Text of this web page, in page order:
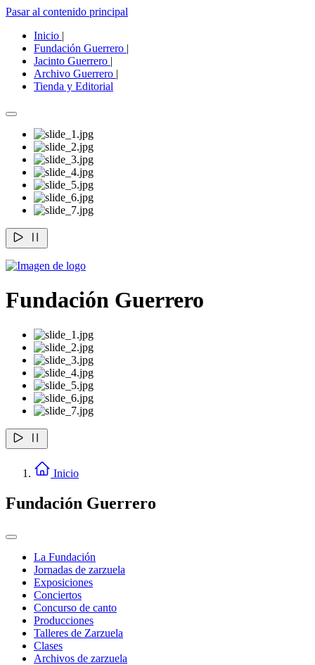
Pasar al contenido principal
Inicio |
Fundación Guerrero |
Jacinto Guerrero |
Archivo Guerrero |
Tienda y Editorial
Fundación Guerrero
Inicio
Fundación Guerrero
La Fundación
Jornadas de zarzuela
Exposiciones
Conciertos
Concurso de canto
Producciones
Talleres de Zarzuela
Clases
Archivos de zarzuela